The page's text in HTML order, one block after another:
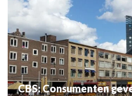
CBS: Consumenten